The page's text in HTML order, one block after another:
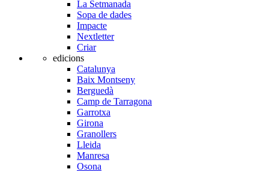
La Setmanada
Sopa de dades
Impacte
Nextletter
Criar
edicions
Catalunya
Baix Montseny
Berguedà
Camp de Tarragona
Garrotxa
Girona
Granollers
Lleida
Manresa
Osona